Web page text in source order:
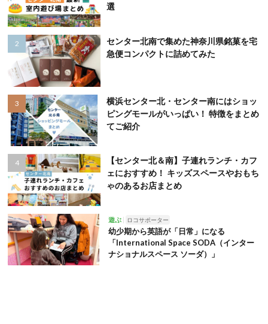
選
センター北南で集めた神奈川県銘菓を宅
急便コンパクトに詰めてみた
横浜センター北・センター南にはショッ
ピングモールがいっぱい！ 特徴をまとめ
てご紹介
【センター北＆南】子連れランチ・カフ
ェにおすすめ！ キッズスペースやおもち
ゃのあるお店まとめ
遊ぶ ロコサポーター
幼少期から英語が「日常」になる
「International Space SODA（インター
ナショナルスペース ソーダ）」